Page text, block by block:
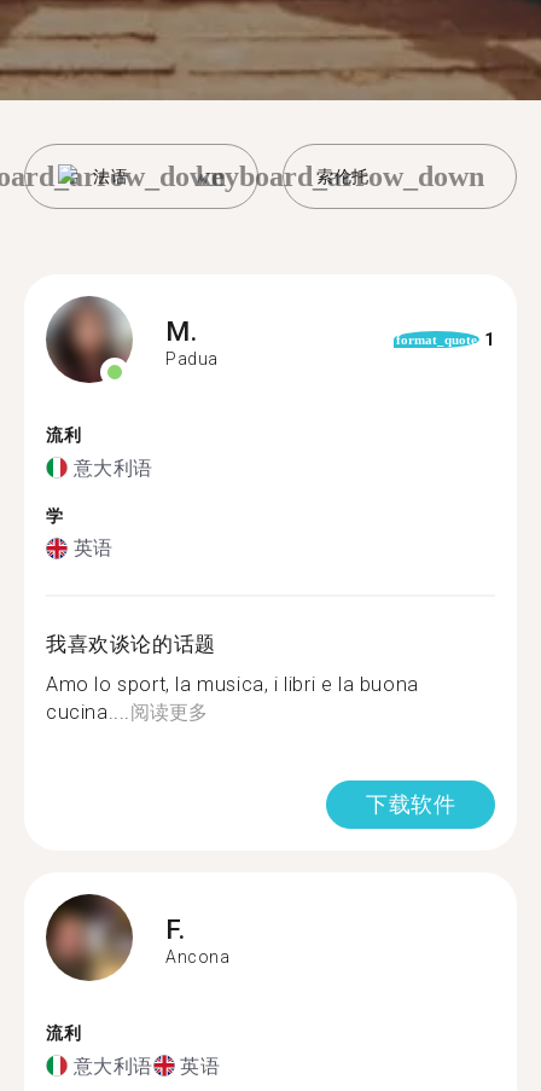
法语 索伦托
keyboard_arrow_down
M.
Padua
format_quote 1
流利
意大利语
学
英语
我喜欢谈论的话题
Amo lo sport, la musica, i libri e la buona
cucina....阅读更多
下载软件
F.
Ancona
流利
意大利语 英语